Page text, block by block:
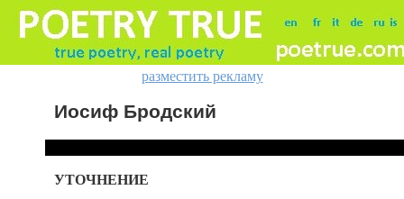
разместить рекламу
Иосиф Бродский
УТОЧНЕНИЕ